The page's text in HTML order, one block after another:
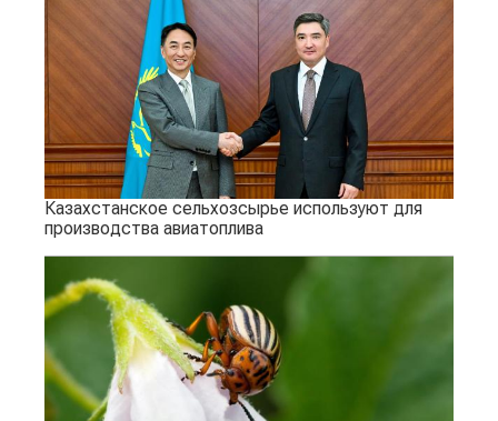
Казахстанское сельхозсырье используют для
производства авиатоплива